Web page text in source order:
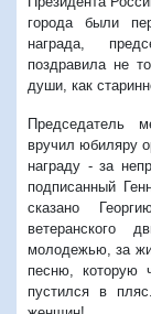
города были
награда,
поздравила не
души, как
Председатель
вручил юбиляру
награду - за
подписанный
сказано
ветеранского
молодежью, за
песню, которую
пустился в